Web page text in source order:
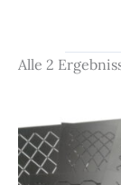
Alle 2